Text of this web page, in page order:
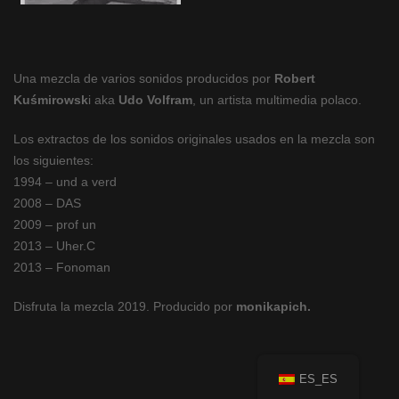
Una mezcla de varios sonidos producidos por Robert
Kuśmirowski aka Udo Volfram , un artista multimedia polaco.
Los extractos de los sonidos originales usados en la mezcla son
los siguientes:
1994 – und a verd
2008 – DAS
2009 – prof un
2013 – Uher.C
2013 – Fonoman
Disfruta la mezcla 2019. Producido por monikapich.
ES_ES